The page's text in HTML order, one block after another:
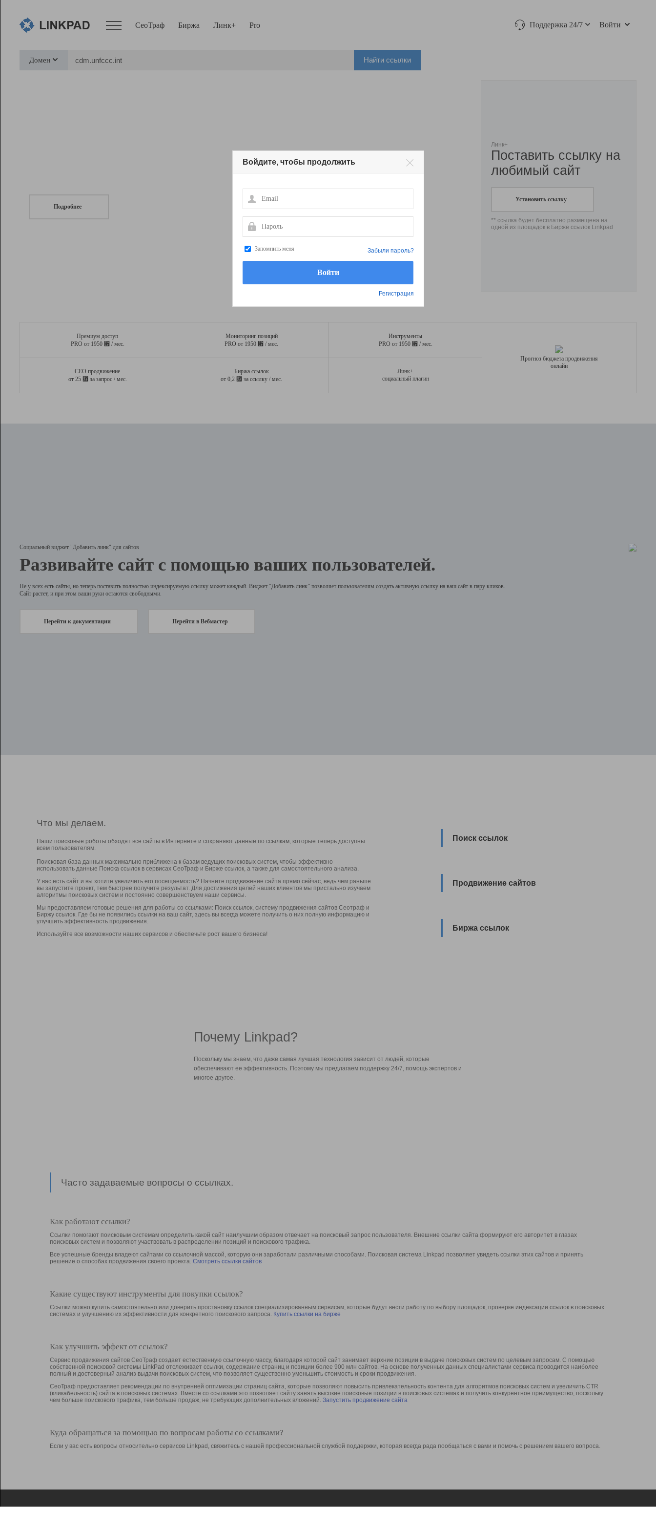
СеоТраф Биржа Линк+ Pro Поддержка 24/7 Войти
Домен Найти ссылки
Подробнее
Линк+
Поставить ссылку на
любимый сайт
Установить ссылку
** ссылка будет бесплатно размещена на
одной из площадок в Бирже ссылок Linkpad
Премиум доступ
PRO от 1950 ⃏ / мес.
Мониторинг позиций
PRO от 1950 ⃏ / мес.
Инструменты
PRO от 1950 ⃏ / мес.
СЕО продвижение
от 25 ⃏ за запрос / мес.
Биржа ссылок
от 0,2 ⃏ за ссылку / мес.
Линк+
социальный плагин
Прогноз бюджета продвижения
онлайн
Социальный виджет "Добавить линк" для сайтов
Развивайте сайт с помощью ваших пользователей.
Не у всех есть сайты, но теперь поставить полностью индексируемую ссылку может каждый. Виджет “Добавить линк” позволяет пользователям создать активную ссылку на ваш сайт в пару кликов.
Сайт растет, и при этом ваши руки остаются свободными.
Перейти к документации Перейти в Вебмастер
Что мы делаем.
Наши поисковые роботы обходят все сайты в Интернете и сохраняют данные по ссылкам, которые теперь доступны
всем пользователям.
Поисковая база данных максимально приближена к базам ведущих поисковых систем, чтобы эффективно
использовать данные Поиска ссылок в сервисах СеоТраф и Бирже ссылок, а также для самостоятельного анализа.
У вас есть сайт и вы хотите увеличить его посещаемость? Начните продвижение сайта прямо сейчас, ведь чем раньше
вы запустите проект, тем быстрее получите результат. Для достижения целей наших клиентов мы пристально изучаем
алгоритмы поисковых систем и постоянно совершенствуем наши сервисы.
Мы предоставляем готовые решения для работы со ссылками: Поиск ссылок, систему продвижения сайтов Сеотраф и
Биржу ссылок. Где бы не появились ссылки на ваш сайт, здесь вы всегда можете получить о них полную информацию и
улучшить эффективность продвижения.
Используйте все возможности наших сервисов и обеспечьте рост вашего бизнеса!
Поиск ссылок
Продвижение сайтов
Биржа ссылок
Почему Linkpad?
Поскольку мы знаем, что даже самая лучшая технология зависит от людей, которые
обеспечивают ее эффективность. Поэтому мы предлагаем поддержку 24/7, помощь экспертов и
многое другое.
Часто задаваемые вопросы о ссылках.
Как работают ссылки?
Ссылки помогают поисковым системам определить какой сайт наилучшим образом отвечает на поисковый запрос пользователя. Внешние ссылки сайта формируют его авторитет в глазах
поисковых систем и позволяют участвовать в раcпределении позиций и поискового трафика.
Все успешные бренды владеют сайтами со ссылочной массой, которую они заработали различными способами. Поисковая система Linkpad позволяет увидеть ссылки этих сайтов и принять
решение о способах продвижения своего проекта. Смотреть ссылки сайтов
Какие существуют инструменты для покупки ссылок?
Ссылки можно купить самостоятельно или доверить простановку ссылок специализированным сервисам, которые будут вести работу по выбору площадок, проверке индексации ссылок в поисковых
системах и улучшению их эффективности для конкретного поискового запроса. Купить ссылки на бирже
Как улучшить эффект от ссылок?
Сервис продвижения сайтов СеоТраф создает естественную ссылочную массу, благодаря которой сайт занимает верхние позиции в выдаче поисковых систем по целевым запросам. С помощью
собственной поисковой системы LinkPad отслеживает ссылки, содержание страниц и позиции более 900 млн сайтов. На основе полученных данных специалистами сервиса проводится наиболее
полный и достоверный анализ выдачи поисковых систем, что позволяет существенно уменьшить стоимость и сроки продвижения.
СеоТраф предоставляет рекомендации по внутренней оптимизации страниц сайта, которые позволяют повысить привлекательность контента для алгоритмов поисковых систем и увеличить CTR
(кликабельность) сайта в поисковых системах. Вместе со ссылками это позволяет сайту занять высокие поисковые позиции в поисковых системах и получить конкурентное преимущество, поскольку
чем больше поискового трафика, тем больше продаж, не требующих дополнительных вложений. Запустить продвижение сайта
Куда обращаться за помощью по вопросам работы со ссылками?
Если у вас есть вопросы относительно сервисов Linkpad, свяжитесь с нашей профессиональной службой поддержки, которая всегда рада пообщаться с вами и помочь с решением вашего вопроса.
Войдите, чтобы продолжить
Email
Пароль
Запомнить меня
Регистрация
Забыли пароль?